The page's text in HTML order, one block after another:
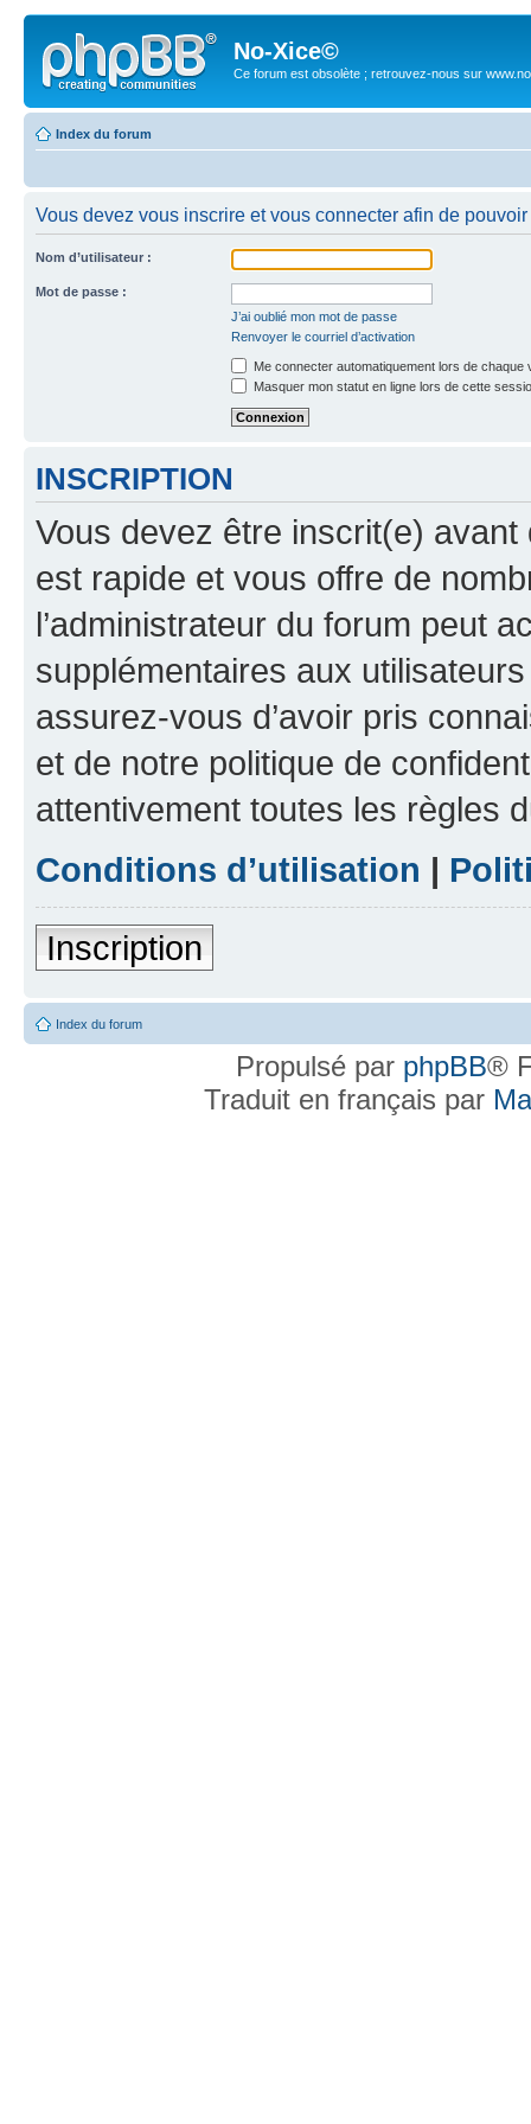
No-Xice©
Ce forum est obsolète ; retrouvez-nous sur
Index du forum
Vous devez vous inscrire et vous connecter afin de
Nom d’utilisateur :
Mot de passe :
J’ai oublié mon mot de passe
Renvoyer le courriel d’activation
Me connecter automatiquement lors de chaque
Masquer mon statut en ligne lors de cette
INSCRIPTION
Vous devez être inscrit(e) avant
est rapide et vous offre de
l’administrateur du forum peut
supplémentaires aux
assurez-vous d’avoir pris
et de notre politique de
attentivement toutes les règles
Conditions d’utilisation |
Inscription
Index du forum
Propulsé par phpBB®
Traduit en français par